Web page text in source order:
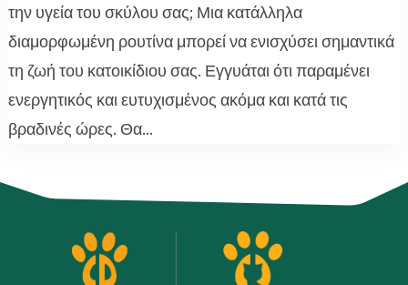
την υγεία του σκύλου σας; Μια κατάλληλα
διαμορφωμένη ρουτίνα μπορεί να ενισχύσει σημαντικά
τη ζωή του κατοικίδιου σας. Εγγυάται ότι παραμένει
ενεργητικός και ευτυχισμένος ακόμα και κατά τις
βραδινές ώρες. Θα...